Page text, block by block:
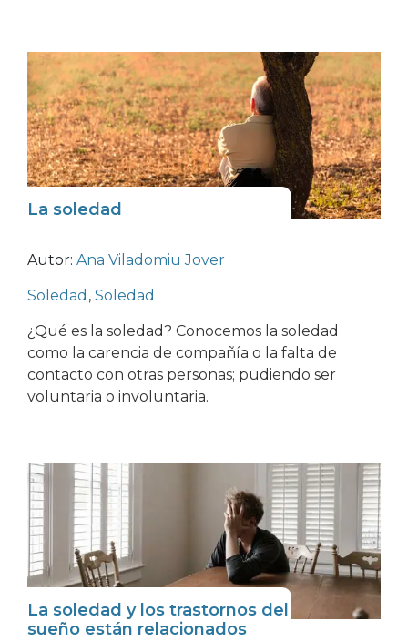
La soledad
Autor: Ana Viladomiu Jover
Soledad, Soledad
¿Qué es la soledad? Conocemos la soledad
como la carencia de compañía o la falta de
contacto con otras personas; pudiendo ser
voluntaria o involuntaria.
La soledad y los trastornos del
sueño están relacionados